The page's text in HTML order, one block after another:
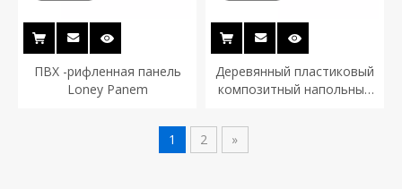
ПВХ -рифленная панель
Loney Panem
Деревянный пластиковый
композитный напольный
1
2 »